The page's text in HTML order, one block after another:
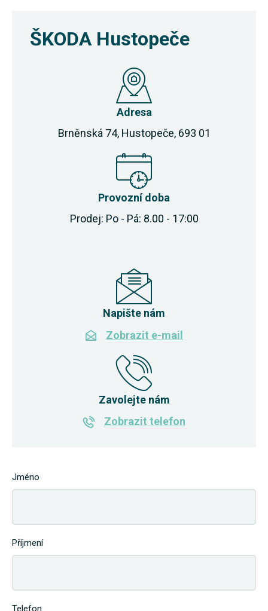
ŠKODA Hustopeče
Adresa
Brněnská 74, Hustopeče, 693 01
Provozní doba
Prodej: Po - Pá: 8.00 - 17:00
Napište nám
Zobrazit e-mail
Zavolejte nám
Zobrazit telefon
Jméno
Příjmení